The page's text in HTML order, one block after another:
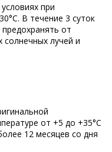
при
В течение 3 суток
от
лучей и
от +5 до +35°С
12 месяцев со дня